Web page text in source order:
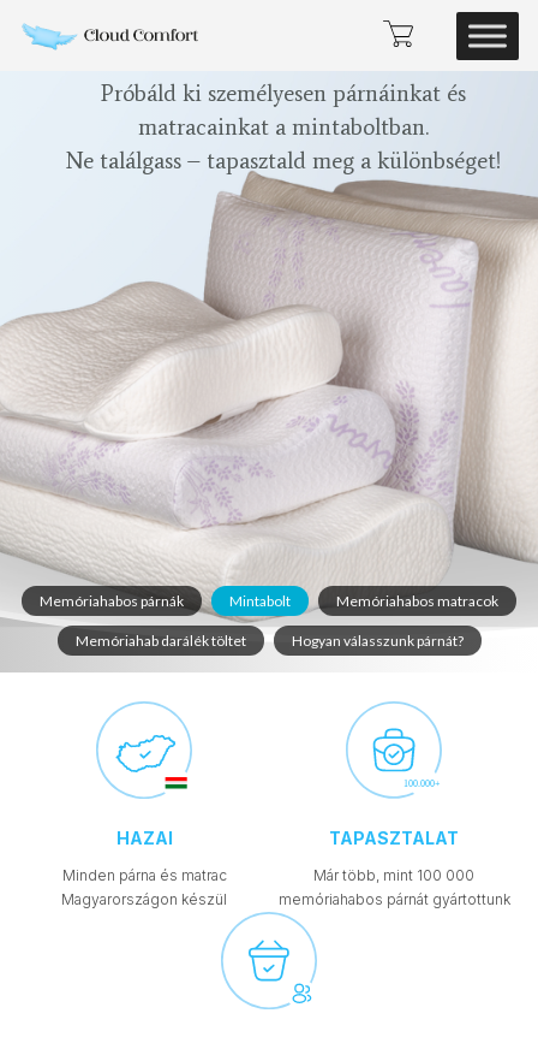
Próbáld ki személyesen párnáinkat és
matracainkat a mintaboltban.
Ne találgass – tapasztald meg a különbséget!
Memóriahabos párnák Mintabolt Memóriahabos matracok
Memóriahab darálék töltet Hogyan válasszunk párnát?
HAZAI
Minden párna és matrac
Magyarországon készül
TAPASZTALAT
Már több, mint 100 000
memóriahabos párnát gyártottunk